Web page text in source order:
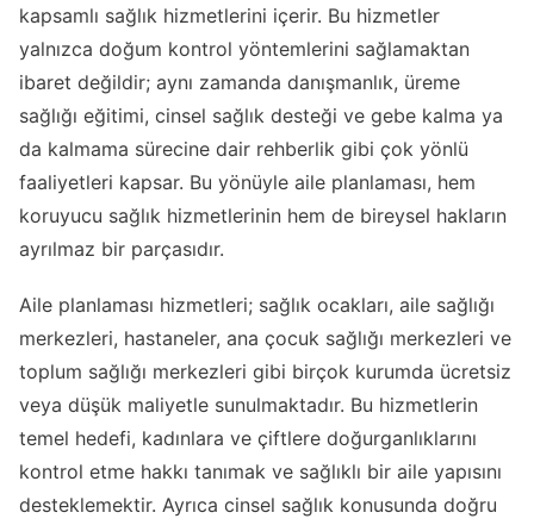
kapsamlı sağlık hizmetlerini içerir. Bu hizmetler
yalnızca doğum kontrol yöntemlerini sağlamaktan
ibaret değildir; aynı zamanda danışmanlık, üreme
sağlığı eğitimi, cinsel sağlık desteği ve gebe kalma ya
da kalmama sürecine dair rehberlik gibi çok yönlü
faaliyetleri kapsar. Bu yönüyle aile planlaması, hem
koruyucu sağlık hizmetlerinin hem de bireysel hakların
ayrılmaz bir parçasıdır.
Aile planlaması hizmetleri; sağlık ocakları, aile sağlığı
merkezleri, hastaneler, ana çocuk sağlığı merkezleri ve
toplum sağlığı merkezleri gibi birçok kurumda ücretsiz
veya düşük maliyetle sunulmaktadır. Bu hizmetlerin
temel hedefi, kadınlara ve çiftlere doğurganlıklarını
kontrol etme hakkı tanımak ve sağlıklı bir aile yapısını
desteklemektir. Ayrıca cinsel sağlık konusunda doğru